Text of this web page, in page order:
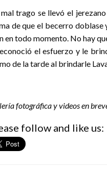
trago se llevó el
de que el becerro doblase
en todo momento. No hay
el esfuerzo y le
de la tarde al brindarle
fotográfica y videos en
follow and like us: